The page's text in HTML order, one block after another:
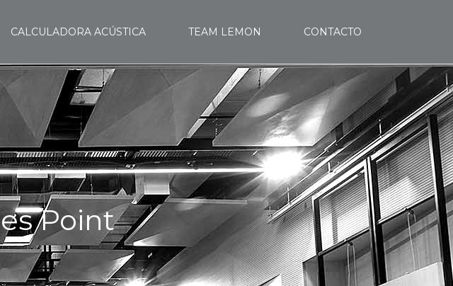
CALCULADORA ACÚSTICA TEAM LEMON CONTACTO
Point